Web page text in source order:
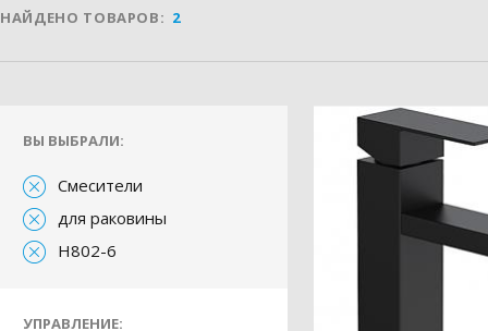
НАЙДЕНО ТОВАРОВ: 2
ВЫ ВЫБРАЛИ:
Смесители
для раковины
H802-6
УПРАВЛЕНИЕ: